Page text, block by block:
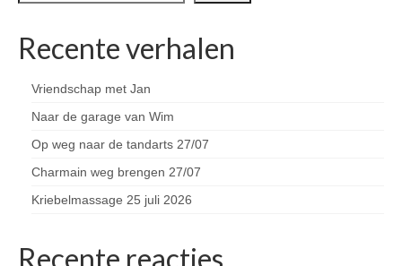
Recente verhalen
Vriendschap met Jan
Naar de garage van Wim
Op weg naar de tandarts 27/07
Charmain weg brengen 27/07
Kriebelmassage 25 juli 2026
Recente reacties